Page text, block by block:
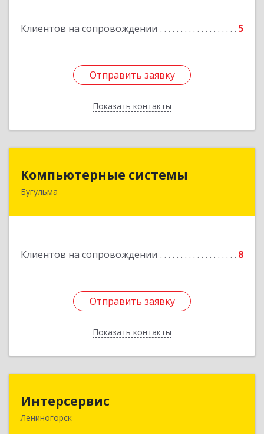
Клиентов на сопровождении 5
Отправить заявку
Показать контакты
Отправить заявку
Назад
Компьютерные системы
Бугульма
Клиентов на сопровождении 8
Отправить заявку
Показать контакты
420111, Республика Татарстан, Бугульма,
Отправить заявку
Назад
Интерсервис
Лениногорск423250, Татарстан Респ, Лениногорск г,